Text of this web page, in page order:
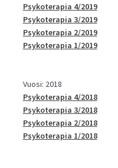
Psykoterapia 4/2019
Psykoterapia 3/2019
Psykoterapia 2/2019
Psykoterapia 1/2019
Vuosi: 2018
Psykoterapia 4/2018
Psykoterapia 3/2018
Psykoterapia 2/2018
Psykoterapia 1/2018